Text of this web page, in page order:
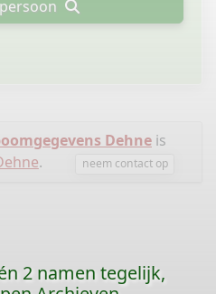
Dehne is
. neem contact op
2 namen tegelijk,